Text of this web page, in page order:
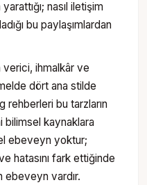
nasıl iletişim
bu paylaşımlardan
verici, ihmalkâr ve
dört ana stilde
rehberleri bu tarzların
bilimsel kaynaklara
ebeveyn yoktur;
hatasını fark ettiğinde
vardır.